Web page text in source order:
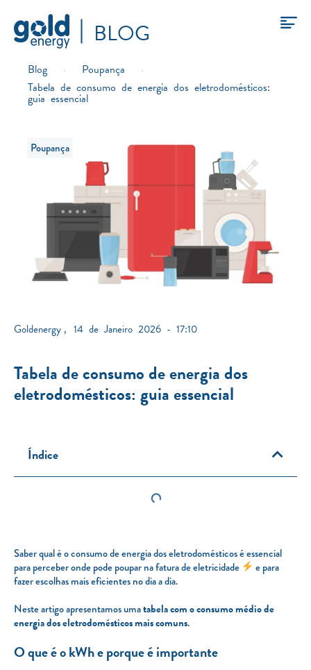
BLOG
Blog › Poupança
›
Tabela de consumo de energia dos eletrodomésticos:
guia essencial
Poupança
Goldenergy 14 de Janeiro 2026 - 17:10
Tabela de consumo de energia dos
eletrodomésticos: guia essencial
Índice
Saber qual é o consumo de energia dos eletrodomésticos é essencial
para perceber onde pode poupar na fatura de eletricidade
e para
fazer escolhas mais eficientes no dia a dia.
Neste artigo apresentamos umatabela com o consumo médio de
energia dos eletrodomésticos mais comuns.
O que é o kWh e porque é importante